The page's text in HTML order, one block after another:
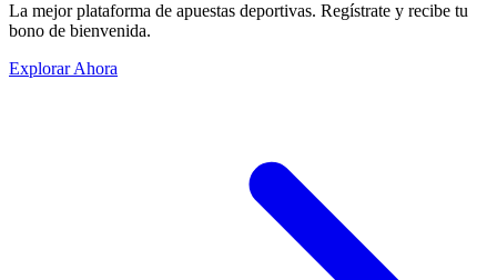
La mejor plataforma de apuestas deportivas. Regístrate y recibe tu
bono de bienvenida.
Explorar Ahora